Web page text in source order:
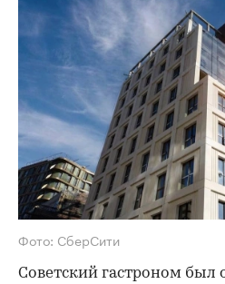
Фото: СберСити
Советский гастроном